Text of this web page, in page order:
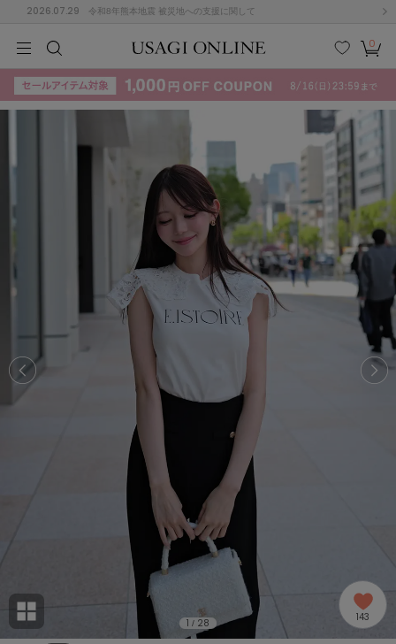
2026.07.29 令和8年熊本地震 被災地への支援に関して
検索
お気
に入
カー
ト
0
KIDSBABYBEAUTYLIFE STYLE
(715)
ス/ドレス (1179)
ョン雑貨 (865)
KIDSBABYBEAUTYLIFE STYLE
F G
M N
T U
W Z
その
ACYM
アシーム
adidas by Stella McCartney
アディダス バイ ステラマッカートニー
Ame no chi Hare
アメノチハレ
1 / 28 143